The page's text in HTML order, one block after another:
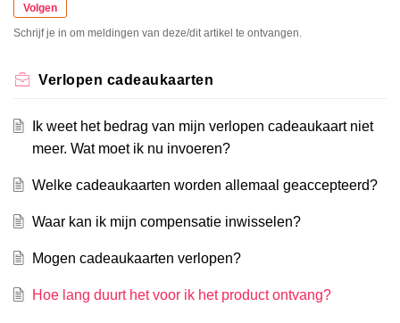
Volgen
Schrijf je in om meldingen van deze/dit artikel te ontvangen.
Verlopen cadeaukaarten
Ik weet het bedrag van mijn verlopen cadeaukaart niet
meer. Wat moet ik nu invoeren?
Welke cadeaukaarten worden allemaal geaccepteerd?
Waar kan ik mijn compensatie inwisselen?
Mogen cadeaukaarten verlopen?
Hoe lang duurt het voor ik het product ontvang?